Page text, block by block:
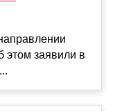
этом заявили в